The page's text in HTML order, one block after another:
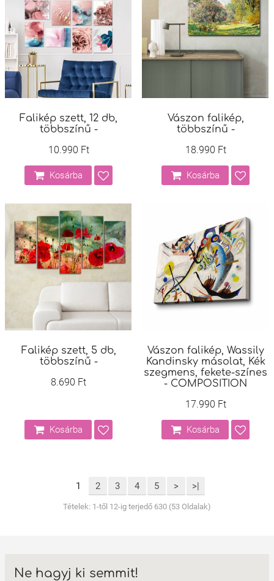
Falikép szett, 12 db,
többszínű -
10.990 Ft
Kosárba
Vászon falikép,
többszínű -
18.990 Ft
Kosárba
Falikép szett, 5 db,
többszínű -
8.690 Ft
Kosárba
Vászon falikép, Wassily
Kandinsky másolat, Kék
szegmens, fekete-színes
- COMPOSITION
17.990 Ft
Kosárba
1 2 3 4 5 > >|
Tételek: 1-től 12-ig terjedő 630 (53 Oldalak)
Ne hagyj ki semmit!